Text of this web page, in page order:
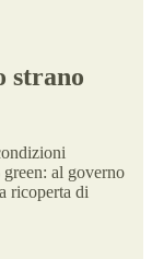
strano
al governo
ricoperta di